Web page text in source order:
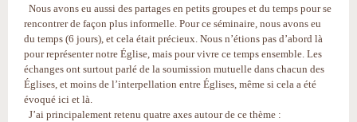
Nous avons eu aussi des partages en petits groupes et du temps pour se
rencontrer de façon plus informelle. Pour ce séminaire, nous avons eu
du temps (6 jours), et cela était précieux. Nous n’étions pas d’abord là
pour représenter notre Église, mais pour vivre ce temps ensemble. Les
échanges ont surtout parlé de la soumission mutuelle dans chacun des
Églises, et moins de l’interpellation entre Églises, même si cela a été
évoqué ici et là.
J’ai principalement retenu quatre axes autour de ce thème :